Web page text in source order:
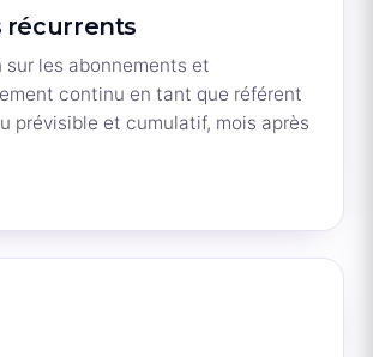
récurrents
sur les abonnements et
continu en tant que référent
prévisible et cumulatif, mois après